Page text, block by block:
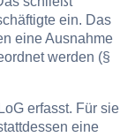
ein. Das
eine Ausnahme
werden (§
erfasst. Für sie
eine